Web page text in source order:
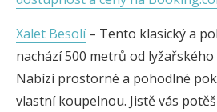
Xalet Besolí– Tento klasický a
nachází 500 metrů od
Nabízí prostorné a pohodlné
vlastní koupelnou. Jistě vás